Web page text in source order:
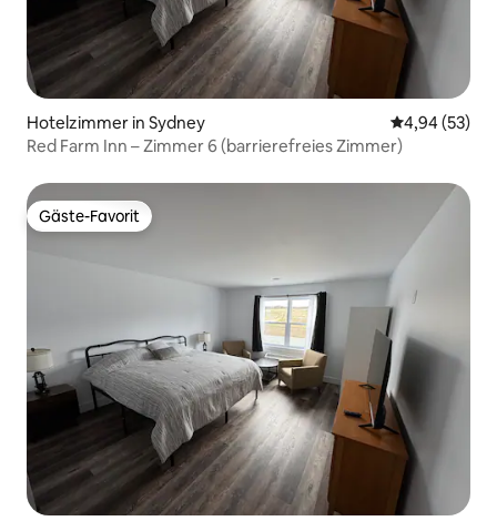
Hotelzimmer in Sydney
4,94 (53)
Red Farm Inn – Zimmer 6 (barrierefreies Zimmer)
Gäste-Favorit
Gäste-Favorit